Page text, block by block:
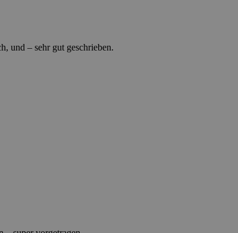
und – sehr gut geschrieben.